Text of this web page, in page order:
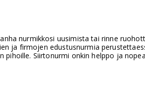
nurmikkosi uusimista tai rinne
ja firmojen edustusnurmia
Siirtonurmi onkin helppo ja